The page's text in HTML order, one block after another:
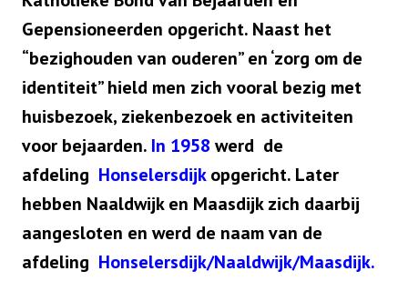
Belastingservice
Rijbewijskeuring
Activiteiten
Terugblikken
Over ons
Contact
Gepensioneerden opgericht. Naast het
“bezighouden van ouderen” en ‘zorg om de
identiteit” hield men zich vooral bezig met
huisbezoek, ziekenbezoek en activiteiten
voor bejaarden. In 1958 werd de
afdeling Honselersdijkopgericht. Later
hebben Naaldwijk en Maasdijk zich daarbij
aangesloten en werd de naam van de
afdeling Honselersdijk/Naaldwijk/Maasdijk.